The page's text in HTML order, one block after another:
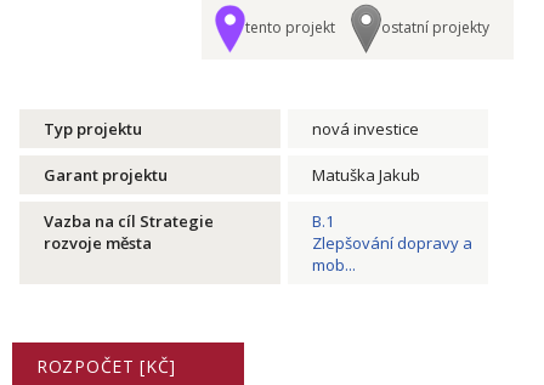
tento projekt
ostatní projekty
Typ projektu nová investice
Garant projektu Matuška Jakub
Vazba na cíl Strategie
rozvoje města
B.1
Zlepšování dopravy a
mob...
ROZPOČET [KČ]